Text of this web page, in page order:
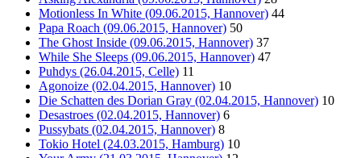
Motionless In White (09.06.2015, Hannover) 44
Papa Roach (09.06.2015, Hannover) 50
The Ghost Inside (09.06.2015, Hannover) 37
While She Sleeps (09.06.2015, Hannover) 47
Puhdys (26.04.2015, Celle) 11
Agonoize (02.04.2015, Hannover) 10
Die Schatten des Dorian Gray (02.04.2015, Hannover) 10
Desastroes (02.04.2015, Hannover) 6
Pussybats (02.04.2015, Hannover) 8
Tokio Hotel (24.03.2015, Hamburg) 10